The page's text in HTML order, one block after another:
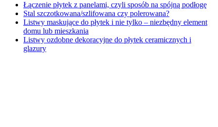
Łączenie płytek z panelami, czyli sposób na spójną podłogę
Stal szczotkowana/szlifowana czy polerowana?
Listwy maskujące do płytek i nie tylko – niezbędny element
domu lub mieszkania
Listwy ozdobne dekoracyjne do płytek ceramicznych i
glazury